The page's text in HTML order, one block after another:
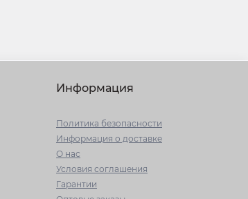
Информация
Политика безопасности
Информация о доставке
О нас
Условия соглашения
Гарантии